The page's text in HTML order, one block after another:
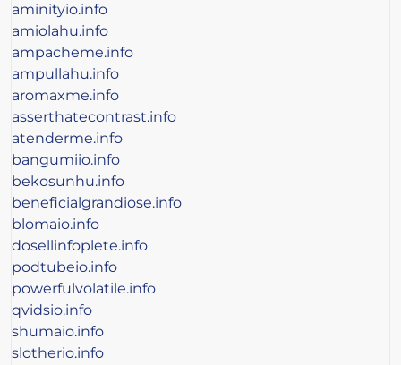
aminityio.info
amiolahu.info
ampacheme.info
ampullahu.info
aromaxme.info
asserthatecontrast.info
atenderme.info
bangumiio.info
bekosunhu.info
beneficialgrandiose.info
blomaio.info
dosellinfoplete.info
podtubeio.info
powerfulvolatile.info
qvidsio.info
shumaio.info
slotherio.info